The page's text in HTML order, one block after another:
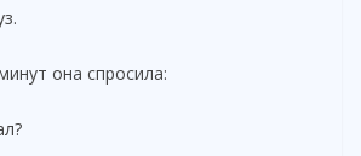
она спросила: